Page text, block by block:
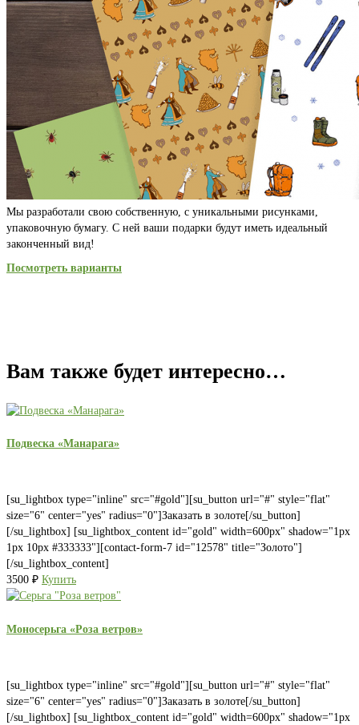
Мы разработали свою собственную, с уникальными рисунками,
упаковочную бумагу. С ней ваши подарки будут иметь идеальный
законченный вид!
Посмотреть варианты
Вам также будет интересно…
Подвеска «Манарага»
[su_lightbox type="inline" src="#gold"][su_button url="#" style="flat"
size="6" center="yes" radius="0"]Заказать в золоте[/su_button]
[/su_lightbox] [su_lightbox_content id="gold" width=600px" shadow="1px
1px 10px #333333"][contact-form-7 id="12578" title="Золото"]
[/su_lightbox_content]
3500 ₽ Купить
Моносерьга «Роза ветров»
[su_lightbox type="inline" src="#gold"][su_button url="#" style="flat"
size="6" center="yes" radius="0"]Заказать в золоте[/su_button]
[/su_lightbox] [su_lightbox_content id="gold" width=600px" shadow="1px